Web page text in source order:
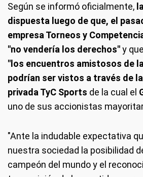
Según se informó oficialmente,
dispuesta luego de que, el
empresa Torneos y
"no vendería los derechos"y
"los encuentros amistosos de
podrían ser vistos a través de
privada TyC Sports de la cual el
uno de sus accionistas
"Ante la indudable expectativa
nuestra sociedad la posibilidad
campeón del mundo y el